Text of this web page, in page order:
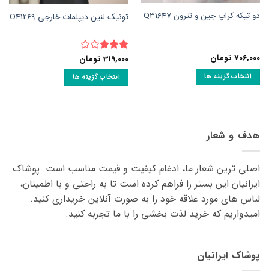
دو تیکه کراپ جین و تترون Q31647
706,000 تومان
انتخاب گزینه ها
انواع
مختلفی
می
باشد.
گزینه
ها
ممکن
است
محصول
انتخاب
تونیک لنین دیپلمات خارجی O41269
نمره3
از 5
319,000 تومان
انتخاب گزینه ها
باشد.
گزینه
ممکن
است
هدف و شعار
اصلی ترین شعار ما، ادغام کیفیت و قیمت مناسب است. پوشاک
ایرانیان این بستر را فراهم کرده است تا به راحتی و با اطمینان،
لباس های مورد علاقه ‌خود را به صورت آنلاین خریداری کنید.
امیدواریم که خرید لذت ‌بخشی را با ما تجربه کنید.
پوشاک ایرانیان